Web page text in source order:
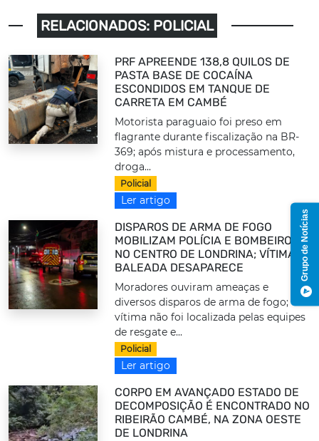
RELACIONADOS: POLICIAL
PRF APREENDE 138,8 QUILOS DE
PASTA BASE DE COCAÍNA
ESCONDIDOS EM TANQUE DE
CARRETA EM CAMBÉ
Motorista paraguaio foi preso em
flagrante durante fiscalização na BR-
369; após mistura e processamento,
droga...
Policial
Ler artigo
DISPAROS DE ARMA DE FOGO
MOBILIZAM POLÍCIA E BOMBEIROS
NO CENTRO DE LONDRINA; VÍTIMA
BALEADA DESAPARECE
Moradores ouviram ameaças e
diversos disparos de arma de fogo;
vítima não foi localizada pelas equipes
de resgate e...
Policial
Ler artigo
CORPO EM AVANÇADO ESTADO DE
DECOMPOSIÇÃO É ENCONTRADO NO
RIBEIRÃO CAMBÉ, NA ZONA OESTE
DE LONDRINA
Grupo de Notícias